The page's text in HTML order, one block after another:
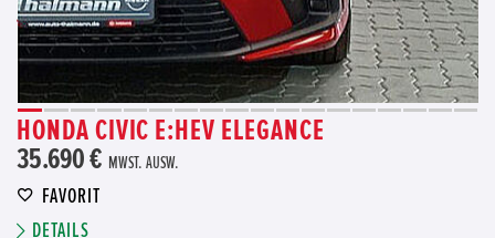
HONDA CIVIC E:HEV ELEGANCE
35.690 € MWST. AUSW.
FAVORIT
DETAILS